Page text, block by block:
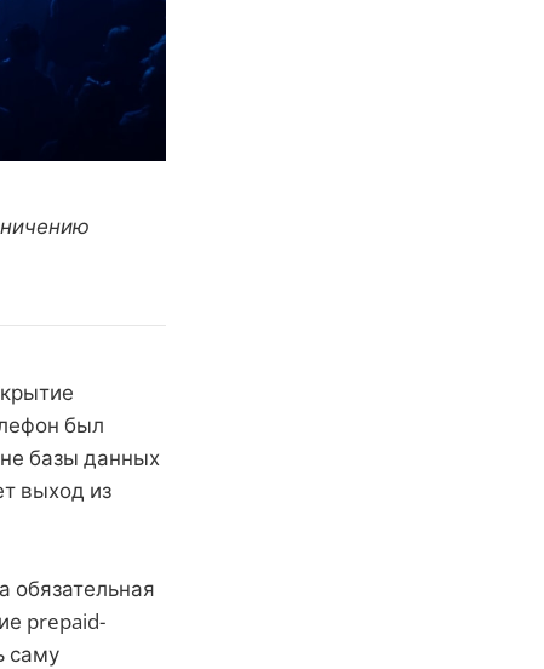
был
базы данных
выход из
обязательная
prepaid-
саму